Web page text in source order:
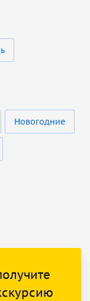
Новогодние